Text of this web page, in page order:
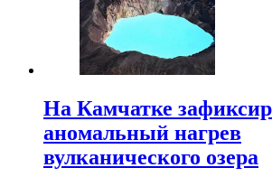
На Камчатке
аномальный нагрев
вулканического озера